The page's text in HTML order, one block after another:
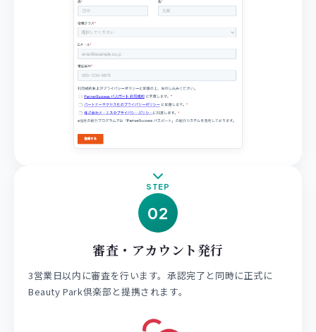
STEP
02
審査・アカウント発行
3営業日以内に審査を行います。承認完了と同時に正式に
Beauty Park倶楽部と提携されます。